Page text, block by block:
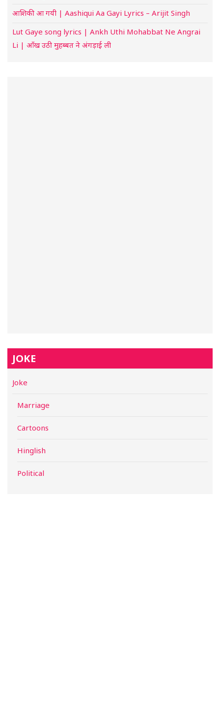
आशिकी आ गयी | Aashiqui Aa Gayi Lyrics – Arijit Singh
Lut Gaye song lyrics | Ankh Uthi Mohabbat Ne Angrai
Li | आँख उठी मुहब्बत ने अंगड़ाई ली
JOKE
Joke
Marriage
Cartoons
Hinglish
Political